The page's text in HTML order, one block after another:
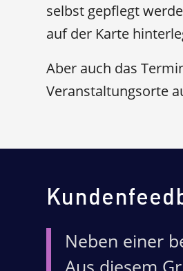
selbst gepflegt
auf der Karte
Aber auch das
Veranstaltungsorte
Neben einer